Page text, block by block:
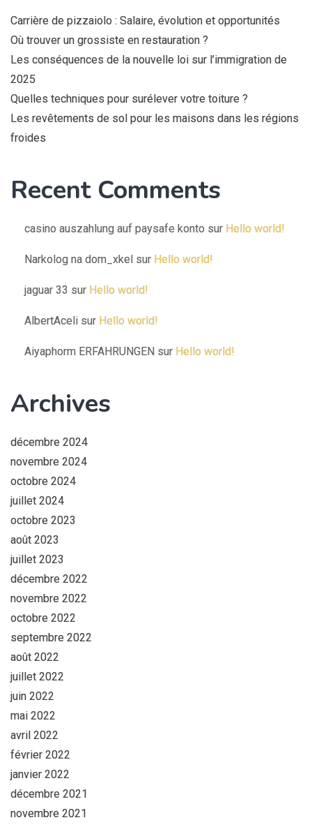
Carrière de pizzaiolo : Salaire, évolution et opportunités
Où trouver un grossiste en restauration ?
Les conséquences de la nouvelle loi sur l’immigration de
2025
Quelles techniques pour surélever votre toiture ?
Les revêtements de sol pour les maisons dans les régions
froides
Recent Comments
casino auszahlung auf paysafe konto sur Hello world!
Narkolog na dom_xkel sur Hello world!
jaguar 33 sur Hello world!
AlbertAceli sur Hello world!
Aiyaphorm ERFAHRUNGEN sur Hello world!
Archives
décembre 2024
novembre 2024
octobre 2024
juillet 2024
octobre 2023
août 2023
juillet 2023
décembre 2022
novembre 2022
octobre 2022
septembre 2022
août 2022
juillet 2022
juin 2022
mai 2022
avril 2022
février 2022
janvier 2022
décembre 2021
novembre 2021